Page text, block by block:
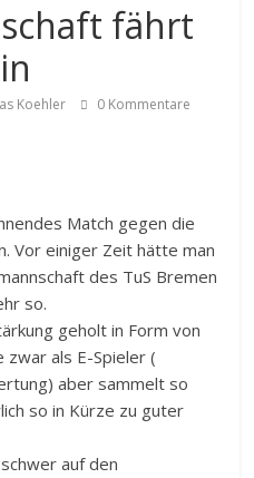
fährt
Koehler 0 Kommentare
Match gegen die
Vor einiger Zeit hätte man
des TuS Bremen
so.
geholt in Form von
als E-Spieler (
aber sammelt so
so in Kürze zu guter
auf den